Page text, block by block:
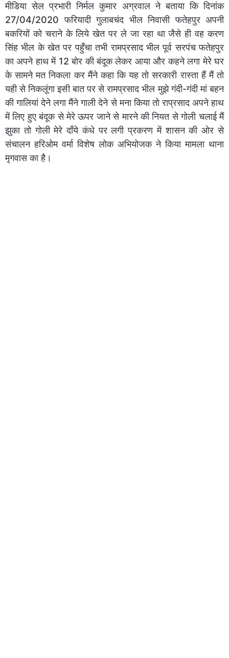
मीडिया सेल प्रभारी निर्मल कुमार अग्रवाल ने बताया कि दिनांक
27/04/2020 फरियादी गुलाबचंद भील निवासी फतेहपुर अपनी
बकरियों को चराने के लिये खेत पर ले जा रहा था जैसे ही वह करण
सिंह भील के खेत पर पहुँचा तभी रामप्रसाद भील पूर्व सरपंच फतेहपुर
का अपने हाथ में 12 बोर की बंदूक लेकर आया और कहने लगा मेरे घर
के सामने मत निकला कर मैंने कहा कि यह तो सरकारी रास्ता हैं मैं तो
यही से निकलूंगा इसी बात पर से रामप्रसाद भील मुझे गंदी-गंदी मां बहन
की गालियां देने लगा मैंने गाली देने से मना किया तो राप्रसाद अपने हाथ
में लिए हुए बंदूक से मेरे ऊपर जाने से मारने की नियत से गोली चलाई मैं
झुका तो गोली मेरे दॉंये कंधे पर लगी प्रकरण में शासन की ओर से
संचालन हरिओम वर्मा विशेष लोक अभियोजक ने किया मामला थाना
मृगवास का है।